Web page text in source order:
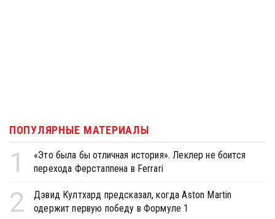
ПОПУЛЯРНЫЕ МАТЕРИАЛЫ
1
«Это была бы отличная история». Леклер не боится
перехода Ферстаппена в Ferrari
2
Дэвид Култхард предсказал, когда Aston Martin
одержит первую победу в Формуле 1